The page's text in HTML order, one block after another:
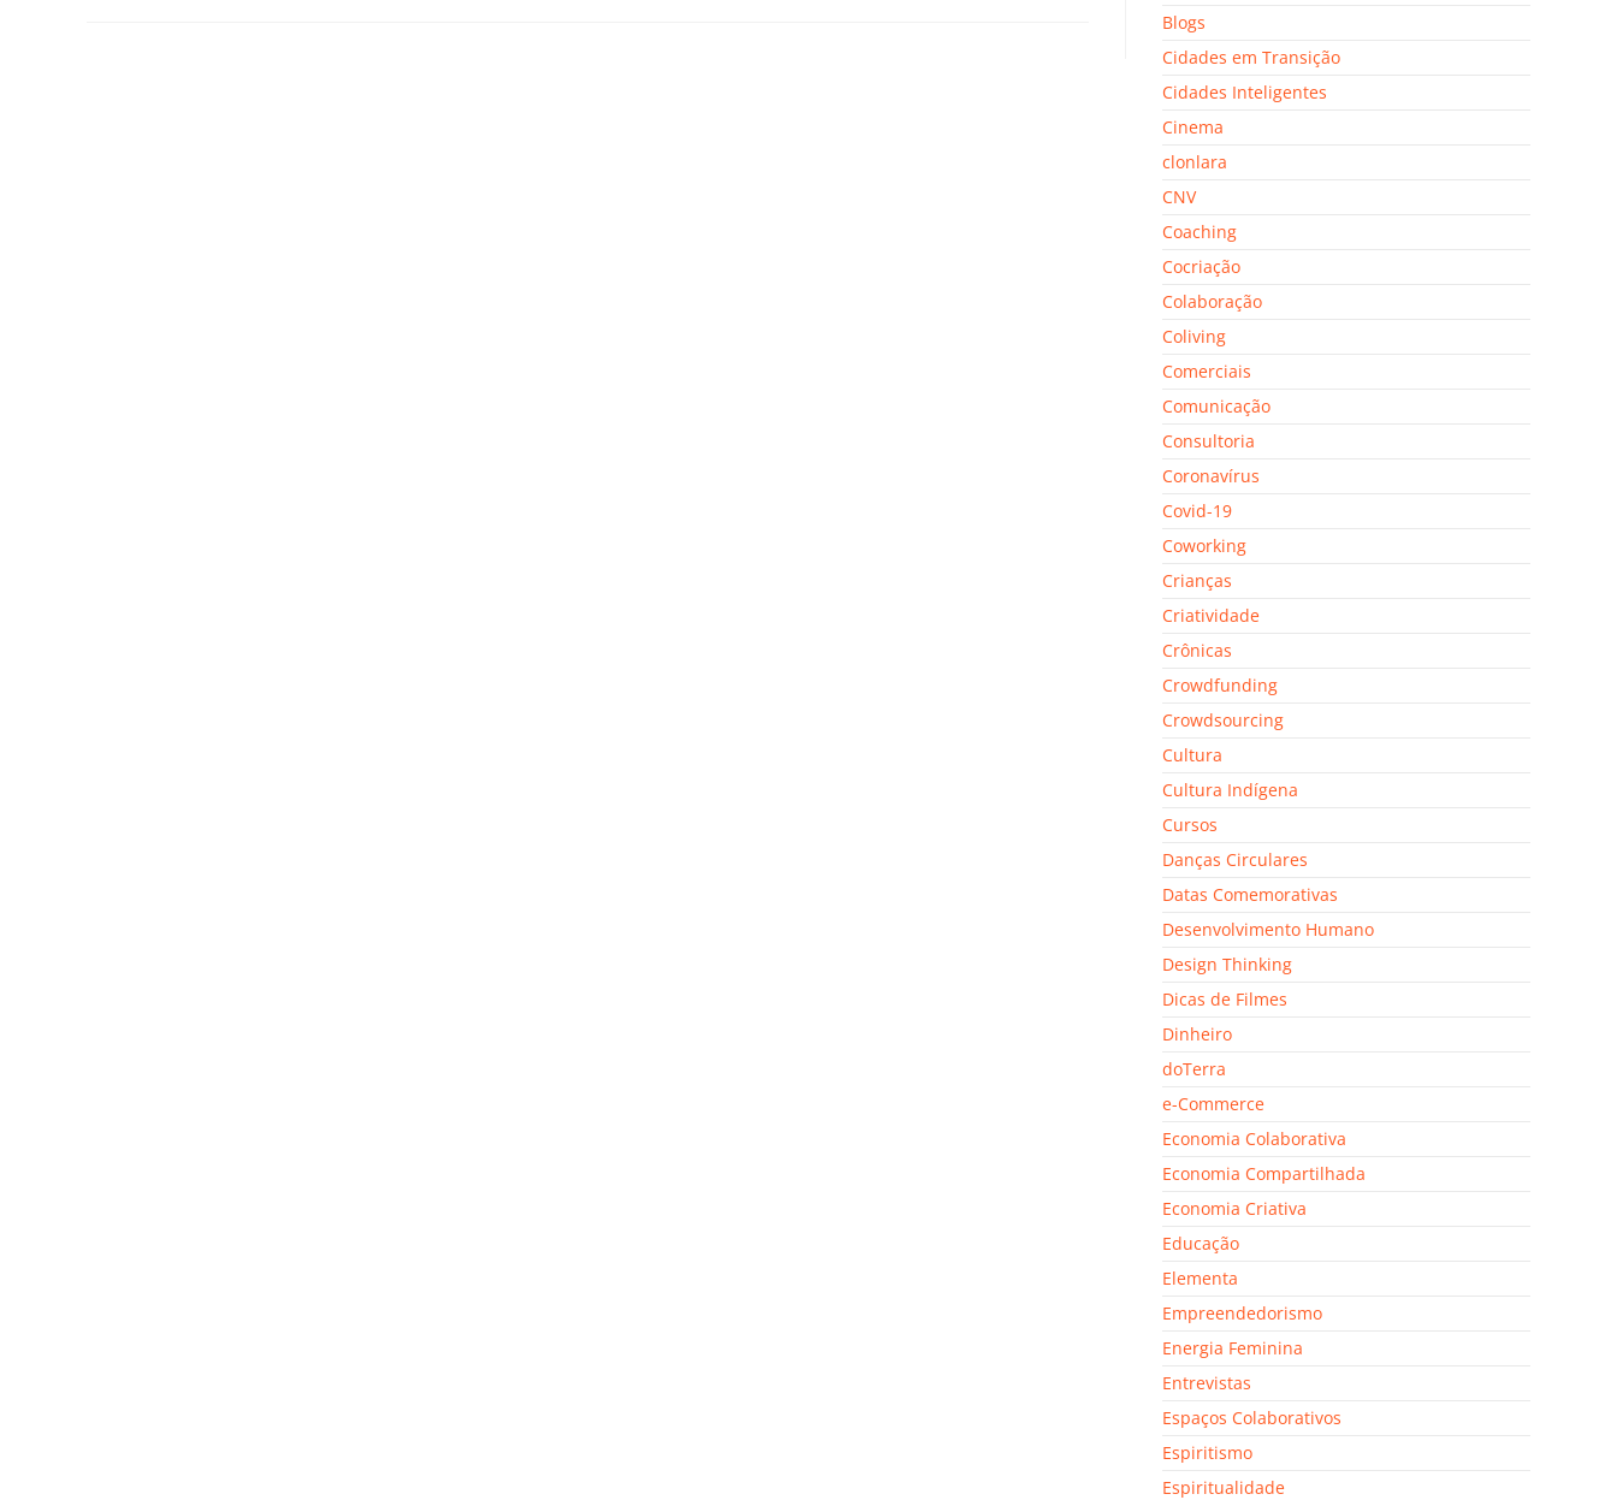
Blogs
Cidades em Transição
Cidades Inteligentes
Cinema
clonlara
CNV
Coaching
Cocriação
Colaboração
Coliving
Comerciais
Comunicação
Consultoria
Coronavírus
Covid-19
Coworking
Crianças
Criatividade
Crônicas
Crowdfunding
Crowdsourcing
Cultura
Cultura Indígena
Cursos
Danças Circulares
Datas Comemorativas
Desenvolvimento Humano
Design Thinking
Dicas de Filmes
Dinheiro
doTerra
e-Commerce
Economia Colaborativa
Economia Compartilhada
Economia Criativa
Educação
Elementa
Empreendedorismo
Energia Feminina
Entrevistas
Espaços Colaborativos
Espiritismo
Espiritualidade